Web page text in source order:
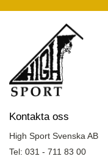
Kontakta oss
High Sport Svenska AB
Tel: 031 - 711 83 00